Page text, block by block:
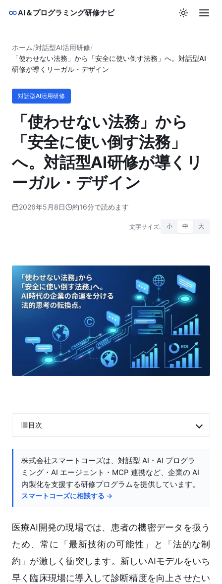
AI＆プログラミング研修ナビ
ホーム/対話型AI活用研修/
「使わせない法務」から「安全に使い倒す法務」へ。対話型AI
研修が導くリーガル・デザイン
対話型AI活用研修
「使わせない法務」から
「安全に使い倒す法務」
へ。対話型AI研修が導くリ
ーガル・デザイン
2026年5月8日 約16分で読めます
文字サイズ: 小 中 大
目次
株式会社スマートコーズは、対話型 AI・AI プログラ
ミング・AI エージェント・MCP 連携など、企業の AI
内製化を支援する研修プログラムを提供しています。
スマートコーズに相談する →
医療AI開発の現場では、患者の機密データを扱う
ため、常に「最新技術の可能性」と「法的な制
約」が激しく衝突します。新しいAIモデルをいち
早く臨床現場に導入して診断精度を向上させたい